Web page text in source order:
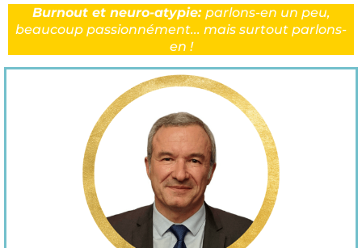
Burnout et neuro-atypie: parlons-en un peu,
beaucoup passionnément... mais surtout parlons-
en !